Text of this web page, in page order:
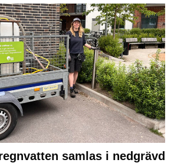
samlas i nedgrävd